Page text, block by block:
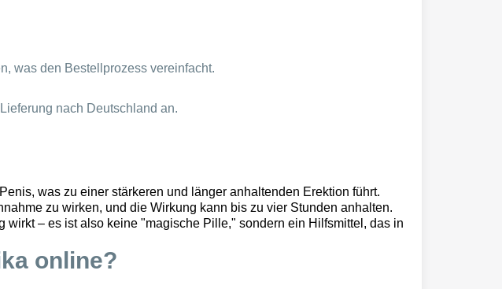
was den Bestellprozess vereinfacht.
nach Deutschland an.
was zu einer stärkeren und länger anhaltenden Erektion führt.
zu wirken, und die Wirkung kann bis zu vier Stunden anhalten.
– es ist also keine "magische Pille," sondern ein Hilfsmittel, das in
online?